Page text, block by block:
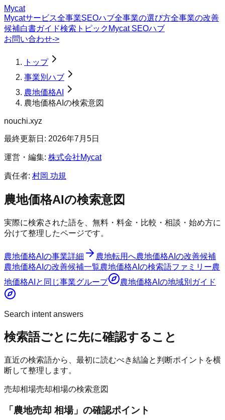
Mycat
Mycatサービス全事業SEOハブ全事業の選び方全事業の改善
候補白書ガイド検索トピック Mycat SEOハブ
お問い合わせ->
トップ
事業別ハブ
農地価格AI
農地価格AIの検索意図
nouchi.xyz
最終更新日: 2026年7月5日
運営・編集: 株式会社Mycat
責任者: 村岡 功規
農地価格AIの検索意図
実際に検索された語を、無料・料金・比較・相談・始め方に
分けて整理したページです。
農地価格AI の事業詳細 農地転用へ農地価格AI の改善候補
農地価格AI の改善候補一覧農地価格AI の検索語ファミリー農
地価格AI と同じ事業グループ 農地価格AI の地域別ガイド
Search intent answers
検索語ごとに先に確認すること
直近の検索語から、最初に読むべき結論と判断ポイントを横
断して整理します。
売却相場売却相場の検索意図
「 農地売却 相場」の確認ポイント